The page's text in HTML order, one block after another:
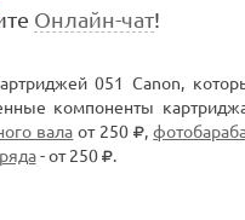
Онлайн-чат!
051 Canon,
компоненты
вала от 250 ,
- от 250 .